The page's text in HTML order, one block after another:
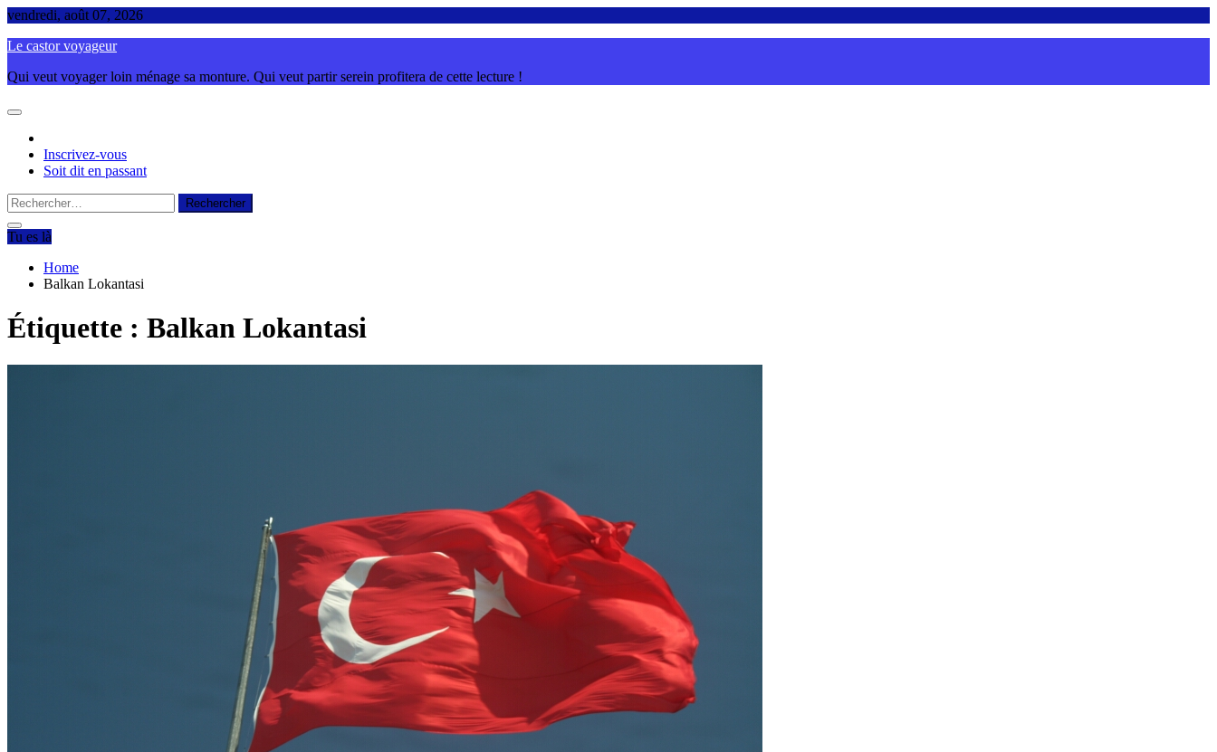
Skip
content
vendredi, août 07, 2026
Le castor voyageur
Qui veut voyager loin ménage sa monture. Qui veut partir serein profitera de cette lecture !
Inscrivez-vous
Soit dit en passant
Rechercher :
Tu es là
Home
Balkan Lokantasi
Étiquette : Balkan Lokantasi